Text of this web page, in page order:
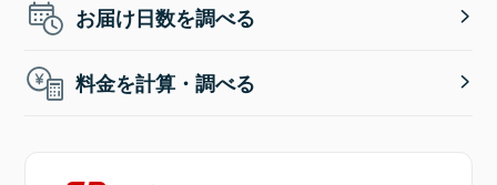
お届け日数を調べる
料金を計算・調べる